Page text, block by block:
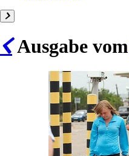
Ausgabe vom